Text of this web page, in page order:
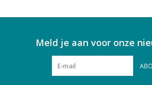
Meld je aan voor onze